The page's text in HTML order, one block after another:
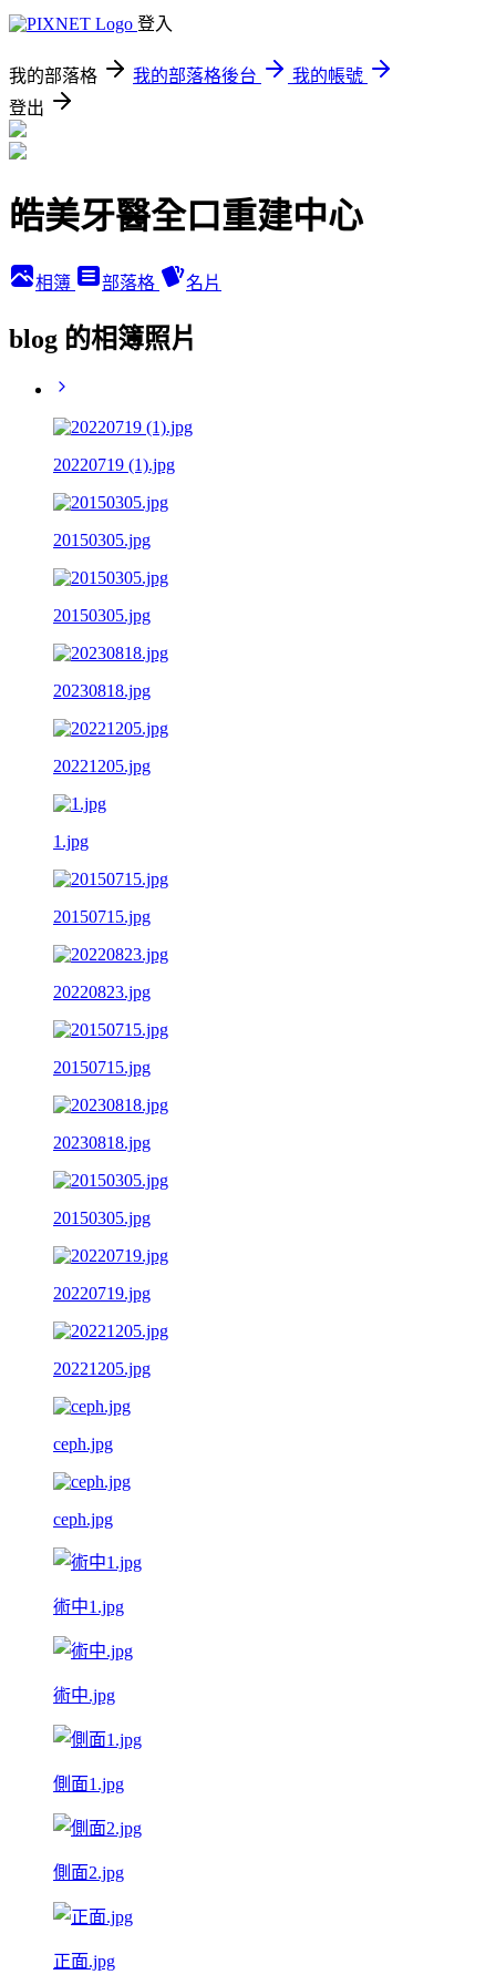
登入
我的部落格 我的部落格後台
我的帳號
登出
皓美牙醫全口重建中心
相簿 部落格 名片
blog 的相簿照片
20220719 (1).jpg
20150305.jpg
20150305.jpg
20230818.jpg
20221205.jpg
1.jpg
20150715.jpg
20220823.jpg
20150715.jpg
20230818.jpg
20150305.jpg
20220719.jpg
20221205.jpg
ceph.jpg
ceph.jpg
術中1.jpg
術中.jpg
側面1.jpg
側面2.jpg
正面.jpg